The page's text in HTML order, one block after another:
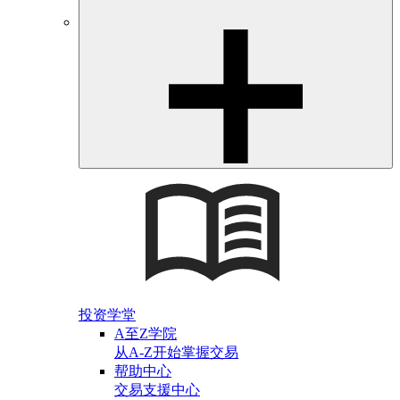
投资学堂
A至Z学院
从A-Z开始掌握交易
帮助中心
交易支援中心